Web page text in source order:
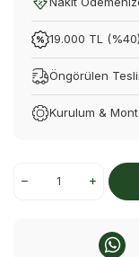
19.000 TL (%40)
Öngörülen
Kurulum &